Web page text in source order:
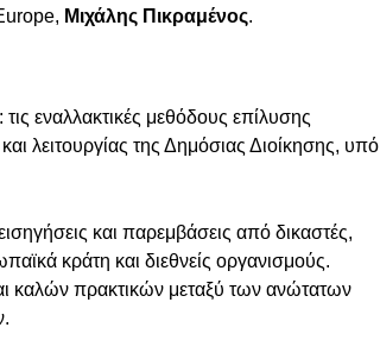
Μιχάλης Πικραμένος.
εναλλακτικές μεθόδους επίλυσης
λειτουργίας της Δημόσιας Διοίκησης, υπό
και παρεμβάσεις από δικαστές,
κράτη και διεθνείς οργανισμούς.
καλών πρακτικών μεταξύ των ανώτατων